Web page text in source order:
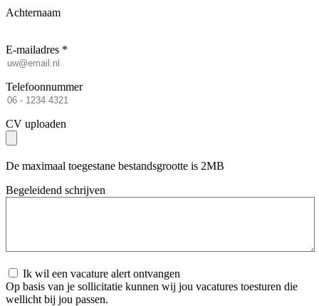
Achternaam
E-mailadres *
Telefoonnummer
CV uploaden
De maximaal toegestane bestandsgrootte is 2MB
Begeleidend schrijven
Ik wil een vacature alert ontvangen
Op basis van je sollicitatie kunnen wij jou vacatures toesturen die
wellicht bij jou passen.